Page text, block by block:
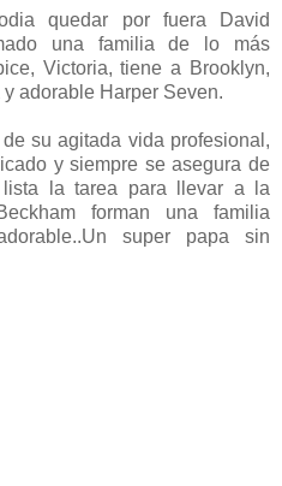
quedar por fuera David
una familia de lo más
Victoria, tiene a Brooklyn,
adorable Harper Seven.
su agitada vida profesional,
y siempre se asegura de
la tarea para llevar a la
forman una familia
super papa sin